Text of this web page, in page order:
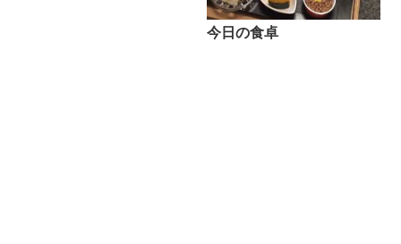
今日の食卓